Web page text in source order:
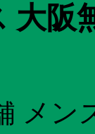
大阪
メン